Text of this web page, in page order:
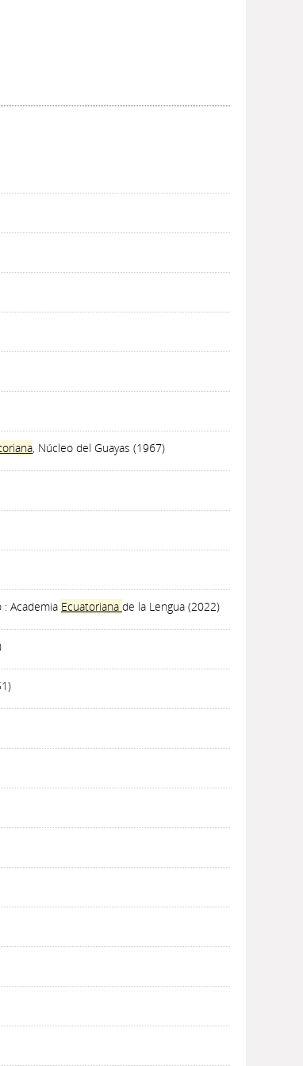
, Núcleo del Guayas (1967)
Academia Ecuatoriana de la Lengua (2022)